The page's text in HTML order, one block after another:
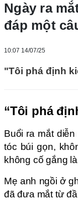
Ngày ra
đáp một
10:07 14/07/25
"Tôi phá định
“Tôi phá
Buổi ra mắt
tóc búi gọn,
không cố gắng
Mẹ anh ngồi ở
đã đưa mắt từ